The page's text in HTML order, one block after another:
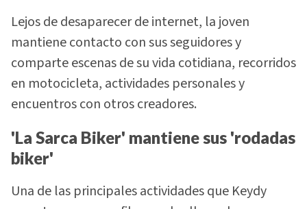
Lejos de desaparecer de internet, la joven
mantiene contacto con sus seguidores y
comparte escenas de su vida cotidiana, recorridos
en motocicleta, actividades personales y
encuentros con otros creadores.
'La Sarca Biker' mantiene sus 'rodadas
biker'
Una de las principales actividades que Keydy